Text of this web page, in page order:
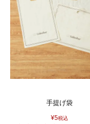
手提げ袋
¥5税込